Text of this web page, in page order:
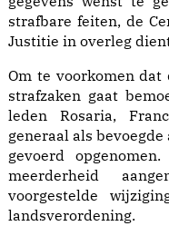
strafbare feiten, de
Justitie in overleg
Om te voorkomen
strafzaken gaat
leden Rosaria,
generaal als
gevoerd
meerderheid
voorgestelde
landsverordening.